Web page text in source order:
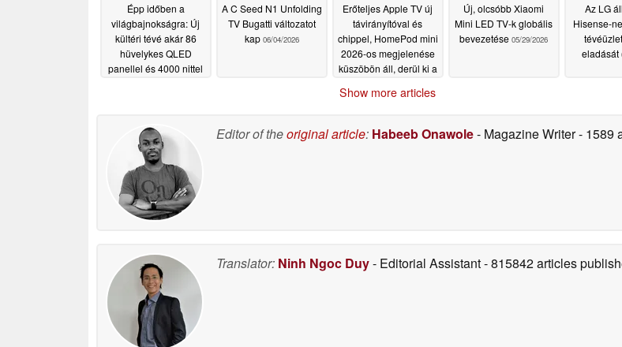
Épp időben a
világbajnokságra: Új
kültéri tévé akár 86
hüvelykes QLED
panellel és 4000 nittel
A C Seed N1 Unfolding
TV Bugatti változatot
kap 06/04/2026
Erőteljes Apple TV új
távirányítóval és
chippel, HomePod mini
2026-os megjelenése
küszöbön áll, derül ki a
Új, olcsóbb Xiaomi
Mini LED TV-k globális
bevezetése 05/29/2026
Az LG
Hisense-
eladását
Show more articles
Editor of theoriginal article: Habeeb Onawole- Magazine Writer- 1589
Translator: Ninh Ngoc Duy- Editorial Assistant- 815842 articles